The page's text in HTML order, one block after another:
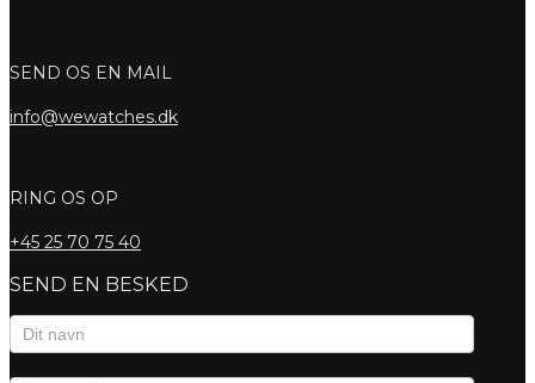
SEND OS EN MAIL
info@wewatches.dk
RING OS OP
+45 25 70 75 40
SEND EN BESKED
Kontaktformular